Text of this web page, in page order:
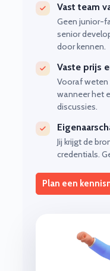
Vast team
Geen junior-
senior
door kennen.
Vaste prijs
Vooraf weten
wanneer het
discussies.
Jij krijgt de
credentials.
Plan een